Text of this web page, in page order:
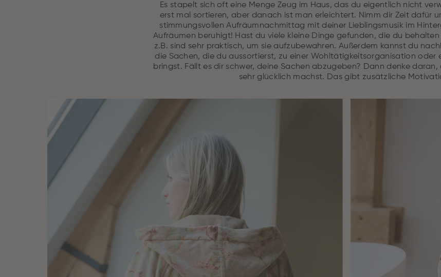
Es stapelt sich oft eine Menge Zeug im Haus, das du eigentlich nicht
erst mal sortieren, aber danach ist man erleichtert. Nimm dir Zeit dafür
stimmungsvollen Aufräumnachmittag mit deiner Lieblingsmusik im
Aufräumen beruhigt! Hast du viele kleine Dinge gefunden, die du
z.B. sind sehr praktisch, um sie aufzubewahren. Außerdem kannst du
die Sachen, die du aussortierst, zu einer Wohltätigkeitsorganisation oder
bringst. Fällt es dir schwer, deine Sachen abzugeben? Dann denke
sehr glücklich machst. Das gibt zusätzliche